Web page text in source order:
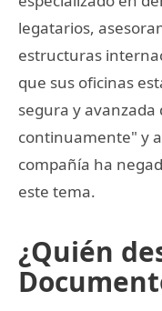
legatarios,
estructuras
que sus oficinas
segura y avanzada
continuamente" y
compañía ha
este tema.
¿Quién